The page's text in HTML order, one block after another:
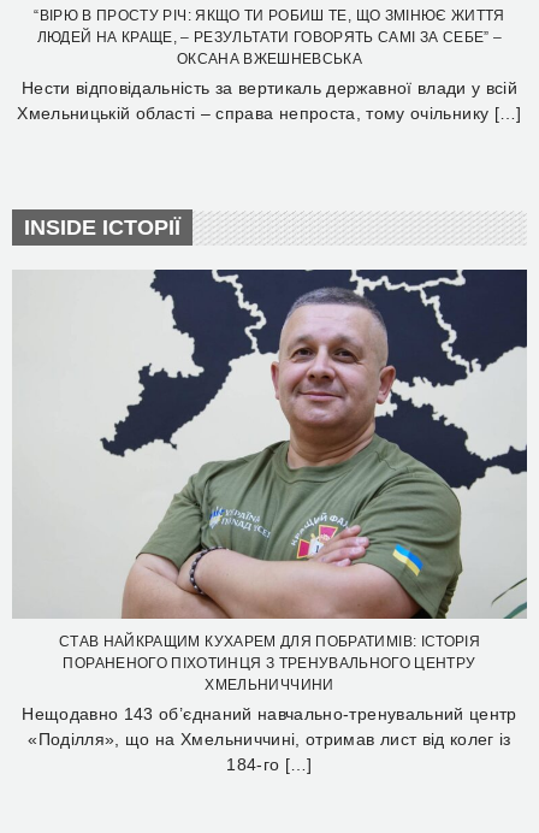
“ВІРЮ В ПРОСТУ РІЧ: ЯКЩО ТИ РОБИШ ТЕ, ЩО ЗМІНЮЄ ЖИТТЯ
ЛЮДЕЙ НА КРАЩЕ, – РЕЗУЛЬТАТИ ГОВОРЯТЬ САМІ ЗА СЕБЕ” –
ОКСАНА ВЖЕШНЕВСЬКА
Нести відповідальність за вертикаль державної влади у всій
Хмельницькій області – справа непроста, тому очільнику […]
INSIDE ІСТОРІЇ
СТАВ НАЙКРАЩИМ КУХАРЕМ ДЛЯ ПОБРАТИМІВ: ІСТОРІЯ
ПОРАНЕНОГО ПІХОТИНЦЯ З ТРЕНУВАЛЬНОГО ЦЕНТРУ
ХМЕЛЬНИЧЧИНИ
Нещодавно 143 об’єднаний навчально-тренувальний центр
«Поділля», що на Хмельниччині, отримав лист від колег із
184-го […]